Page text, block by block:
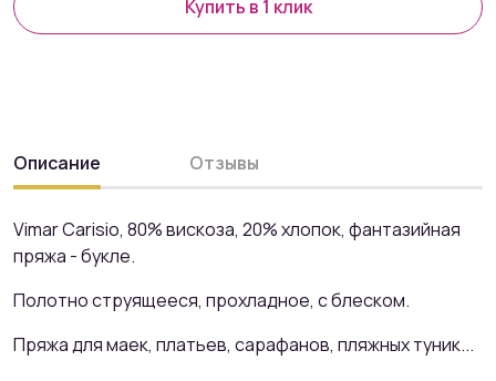
Купить в 1 клик
Описание Отзывы
Vimar Carisio, 80% вискоза, 20% хлопок, фантазийная
пряжа - букле.
Полотно струящееся, прохладное, с блеском.
Пряжа для маек, платьев, сарафанов, пляжных туник...